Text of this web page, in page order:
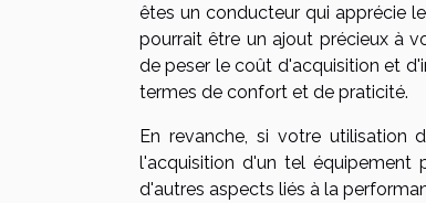
êtes un conducteur qui apprécie
pourrait être un ajout précieux à
de peser le coût d'acquisition et
termes de confort et de praticité.
En revanche, si votre utilisation
l'acquisition d'un tel équipement
d'autres aspects liés à la